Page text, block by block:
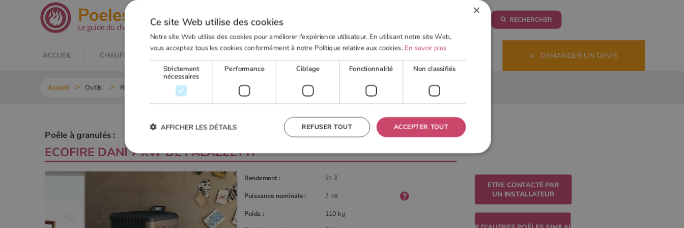
Poeles .net
Le guide du chauffage au bois
RECHERCHER
ACCUEIL CHAUFFAGE AU BOIS POELE À GRANULÉS ▶ DEMANDER UN DEVIS
Accueil Outils Recherche Poêle à granulés ECOFIRE DANI 7 KW de Palazzetti
Poêle à granulés :
ECOFIRE DANI 7 KW DEPALAZZETTI
ETRE CONTACTÉ PAR
UN INSTALLATEUR
Rendement :
Puissance nominale :
Poids : 110 kg
×
Ce site Web utilise des cookies
Notre site Web utilise des cookies pour améliorer l'expérience utilisateur. En utilisant notre site Web,
vous acceptez tous les cookies conformément à notre Politique relative aux cookies.En savoir plus
Strictement
nécessaires
Performance Ciblage Fonctionnalité Non classifiés
ACCEPTER TOUT
REFUSER TOUT
AFFICHER LES DÉTAILS
Strictement nécessaires
Les cookies strictement nécessaires habilitent des fonctionnalités de base du site Web telles que la connexion des utilisateurs et la
gestion des comptes. Le site Web ne peut pas être utilisé correctement sans les cookies strictement nécessaires.
Nom
Fournisseur
Description
VISITOR_PRIVACY_METADATA